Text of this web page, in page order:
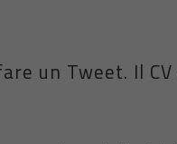
un Tweet. Il